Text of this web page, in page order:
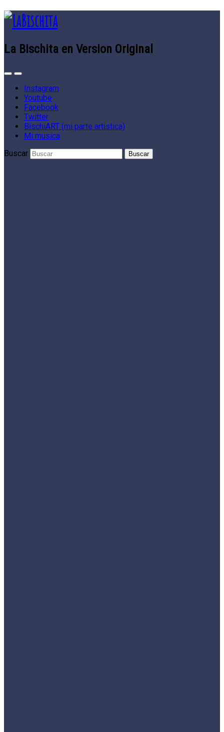
La Bischita en Version Original
Instagram
Youtube
Facebook
Twitter
BischiART (mi parte artistica)
Mi musica
Buscar